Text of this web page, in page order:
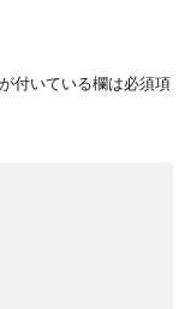
が付いている欄は必須項